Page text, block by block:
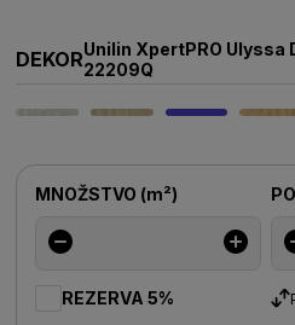
DEKORUnilin XpertPRO Ulyssa
22209Q
MNOŽSTVO (m²)
REZERVA 5%